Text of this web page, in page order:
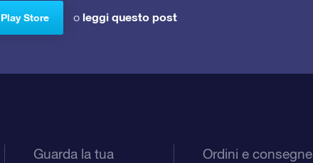
Store o leggi questo post
Guarda la tua
Ordini e consegne